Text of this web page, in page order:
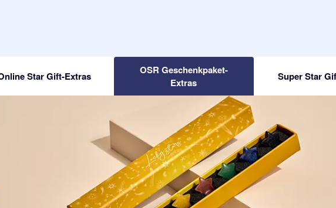
Star Gift-Extras
OSR Geschenkpaket-
Extras
Super Star